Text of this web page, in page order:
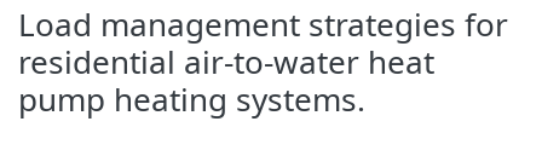
Load management strategies for
residential air-to-water heat
pump heating systems.